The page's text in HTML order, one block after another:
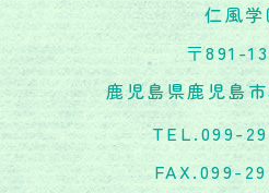
仁風学
〒891-
鹿児島県鹿児島
TEL.099-
FAX.099-